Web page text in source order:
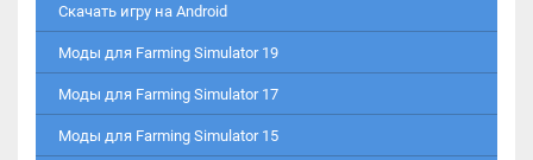
Скачать игру на Android
Моды для Farming Simulator 19
Моды для Farming Simulator 17
Моды для Farming Simulator 15